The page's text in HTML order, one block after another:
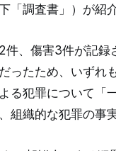
調査書」）が紹
、傷害3件が記録
ったため、いずれ
る犯罪について「
組織的な犯罪の事